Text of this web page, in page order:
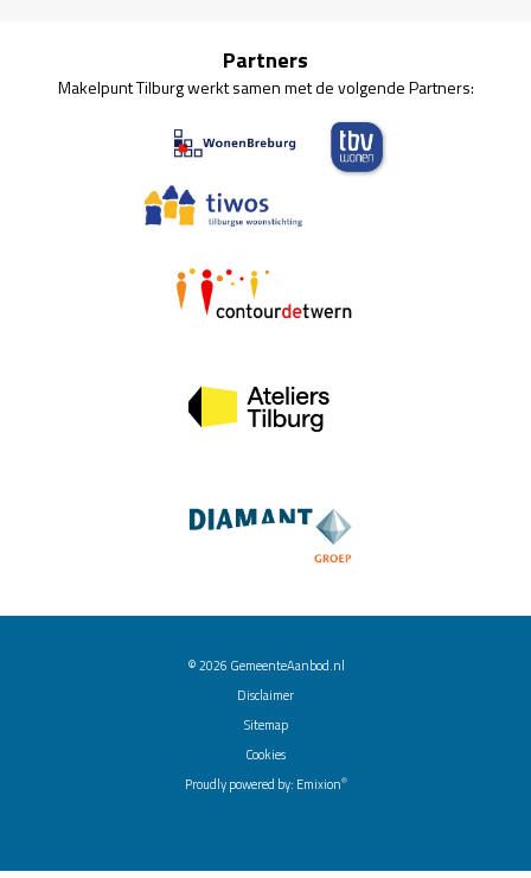
Partners
Makelpunt Tilburg werkt samen met de volgende Partners:
© 2026 GemeenteAanbod.nl
Disclaimer
Sitemap
Cookies
Proudly powered by: Emixion®